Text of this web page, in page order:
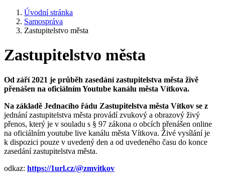
Úvodní stránka
Samospráva
Zastupitelstvo města
Zastupitelstvo města
Od září 2021 je průběh zasedání zastupitelstva města živě
přenášen na oficiálním Youtube kanálu města Vítkova.
Na základě Jednacího řádu Zastupitelstva města Vítkov se z
jednání zastupitelstva města provádí zvukový a obrazový živý
přenos, který je v souladu s § 97 zákona o obcích přenášen online
na oficiálním youtube live kanálu města Vítkova. Živé vysílání je
k dispozici pouze v uvedený den a od uvedeného času do konce
zasedání zastupitelstva města.
odkaz: https://1url.cz/@zmvitkov